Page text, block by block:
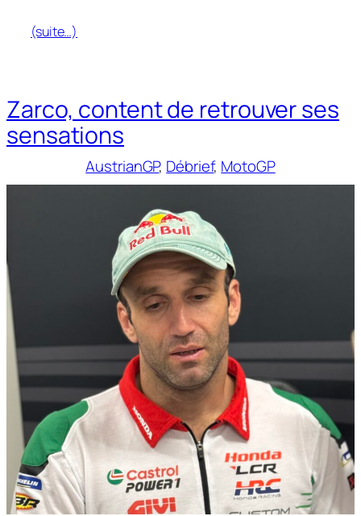
(suite…)
Zarco, content de retrouver ses
sensations
AustrianGP, Débrief, MotoGP